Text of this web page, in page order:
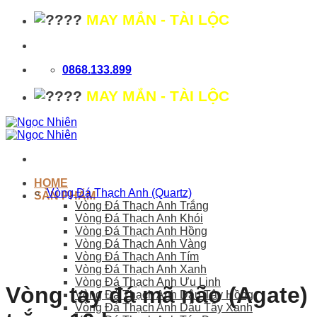
MAY MẮN - TÀI LỘC
0868.133.899
MAY MẮN - TÀI LỘC
HOME
SẢN PHẨM
Vòng Đá Thạch Anh (Quartz)
Vòng Đá Thạch Anh Trắng
Vòng Đá Thạch Anh Khói
Vòng Đá Thạch Anh Hồng
Vòng Đá Thạch Anh Vàng
Vòng Đá Thạch Anh Tím
Vòng Đá Thạch Anh Xanh
Vòng Đá Thạch Anh Ưu Linh
Vòng Đá Thạch Anh Dâu Tây Hồng
Vòng Đá Thạch Anh Dâu Tây Xanh
Vòng tay đá mã não (Agate)